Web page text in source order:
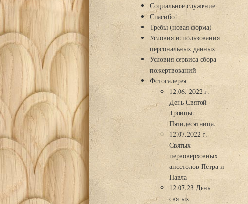
Социальное служение
Спасибо!
Требы (новая форма)
Условия использования
персональных данных
Условия сервиса сбора
пожертвований
Фотогалерея
12.06. 2022 г.
День Святой
Троицы.
Пятидесятница.
12.07.2022 г.
Святых
первоверховных
апостолов Петра и
Павла
12.07.23 День
святых